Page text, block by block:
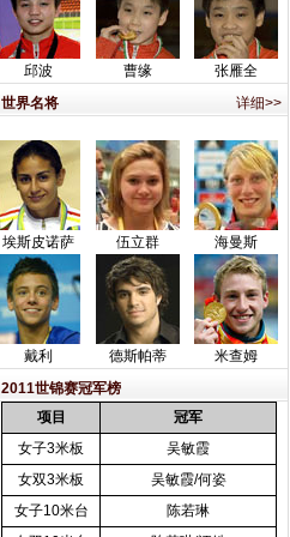
邱波 曹缘
张雁全
详细>>
世界名将
埃斯皮诺萨 伍立群 海曼斯
戴利 德斯帕蒂
米查姆
2011世锦赛冠军榜
项目
冠军
女子3米板
吴敏霞
女双3米板
吴敏霞/何姿
女子10米台
陈若琳